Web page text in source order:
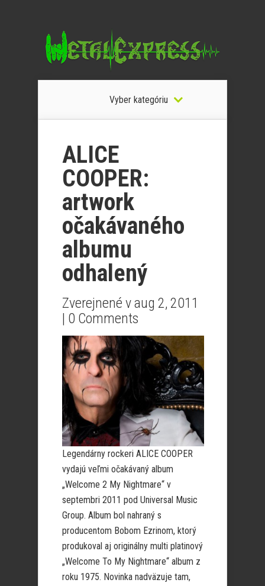
Vyber kategóriu
ALICE
COOPER:
artwork
očakávaného
albumu
odhalený
Zverejnené v aug 2, 2011
| 0 Comments
Legendárny rockeri ALICE COOPER
vydajú veľmi očakávaný album
„Welcome 2 My Nightmare“ v
septembri 2011 pod Universal Music
Group. Album bol nahraný s
producentom Bobom Ezrinom, ktorý
produkoval aj originálny multi platinový
„Welcome To My Nightmare“ album z
roku 1975. Novinka nadväzuje tam,